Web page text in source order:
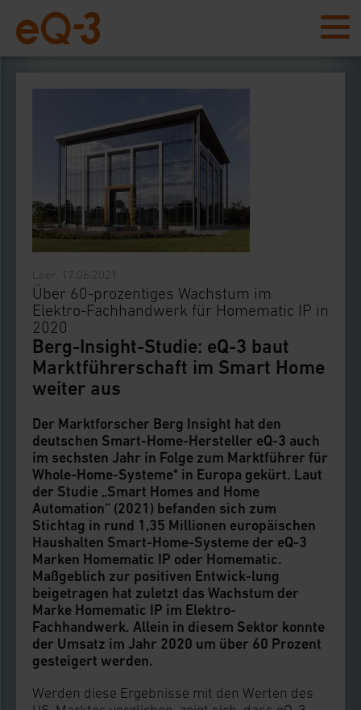
Leer, 17.06.2021
Berg-Insight-Studie: eQ-3 baut
Marktführerschaft im Smart Home
weiter aus
Über 60-prozentiges Wachstum im
Elektro-Fachhandwerk für Homematic IP in
2020
Der Marktforscher Berg Insight hat den
deutschen Smart-Home-Hersteller eQ-3 auch
im sechsten Jahr in Folge zum Marktführer für
Whole-Home-Systeme* in Europa gekürt. Laut
der Studie „Smart Homes and Home
Automation“ (2021) befanden sich zum
Stichtag in rund 1,35 Millionen europäischen
Haushalten Smart-Home-Systeme der eQ-3
Marken Homematic IP oder Homematic.
Maßgeblich zur positiven Entwick-lung
beigetragen hat zuletzt das Wachstum der
Marke Homematic IP im Elektro-
Fachhandwerk. Allein in diesem Sektor konnte
der Umsatz im Jahr 2020 um über 60 Prozent
gesteigert werden.
Werden diese Ergebnisse mit den Werten des